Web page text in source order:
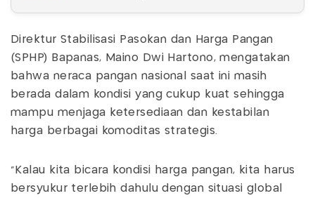
Direktur Stabilisasi Pasokan dan Harga Pangan
(SPHP) Bapanas, Maino Dwi Hartono, mengatakan
bahwa neraca pangan nasional saat ini masih
berada dalam kondisi yang cukup kuat sehingga
mampu menjaga ketersediaan dan kestabilan
harga berbagai komoditas strategis.
"Kalau kita bicara kondisi harga pangan, kita harus
bersyukur terlebih dahulu dengan situasi global